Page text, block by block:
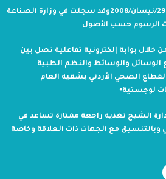
تأسست بحول الله وقدرته في 29/نيسان/2008وقد سجلت في وزارة الصناعة
الرسوم حسب الأصول
خلال بوابة إلكترونية تفاعلية تصل بين
الوسائل والوسائط والنظم الطبية
الصحي الأردني بشقيه العام
لوجستية⦁
الشيح تغذية راجعة ممتازة تساعد في
وبالتنسيق مع الجهات ذات العلاقة وخاصة